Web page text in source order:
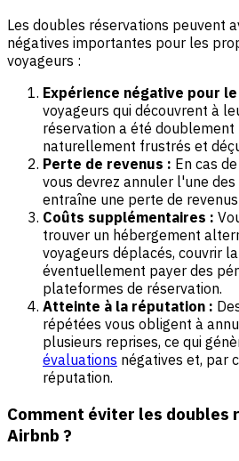
Les doubles réservations peuvent
négatives importantes pour les
voyageurs :
Expérience négative pour
voyageurs qui découvrent à
réservation a été doublement
naturellement frustrés et
Perte de revenus : En cas
vous devrez annuler l'une
entraîne une perte de
Coûts supplémentaires :
trouver un hébergement
voyageurs déplacés, couvrir
éventuellement payer des
plateformes de réservation.
Atteinte à la réputation :
répétées vous obligent à
plusieurs reprises, ce qui
évaluations négatives et, par
réputation.
Comment éviter les doubles
Airbnb ?